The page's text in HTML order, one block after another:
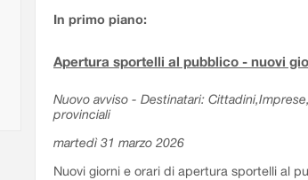
In primo piano:
Apertura sportelli al pubblico - nuovi
Nuovo avviso - Destinatari:
provinciali
martedì 31 marzo 2026
Nuovi giorni e orari di apertura sportelli al